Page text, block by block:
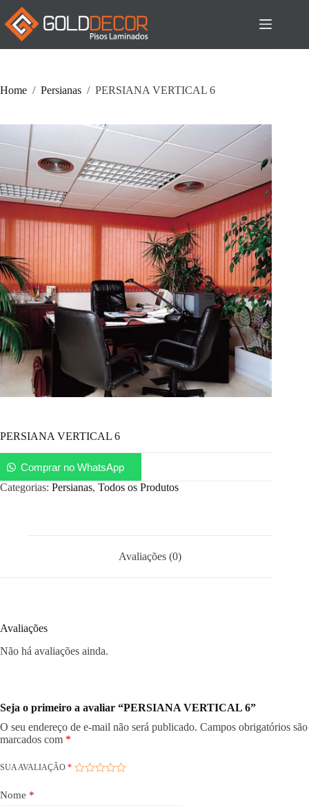
Pular
para
conteúdo
Home / Persianas / PERSIANA VERTICAL 6
PERSIANA VERTICAL 6
Comprar no WhatsApp
Categorias: Persianas, Todos os Produtos
Avaliações (0)
Avaliações
Não há avaliações ainda.
Seja o primeiro a avaliar “PERSIANA VERTICAL 6”
O seu endereço de e-mail não será publicado. Campos obrigatórios são
marcados com *
SUA AVALIAÇÃO *
Nome *